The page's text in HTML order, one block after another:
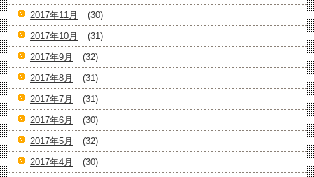
2017年11月
(30)
2017年10月
(31)
2017年9月
(32)
2017年8月
(31)
2017年7月
(31)
2017年6月
(30)
2017年5月
(32)
2017年4月
(30)